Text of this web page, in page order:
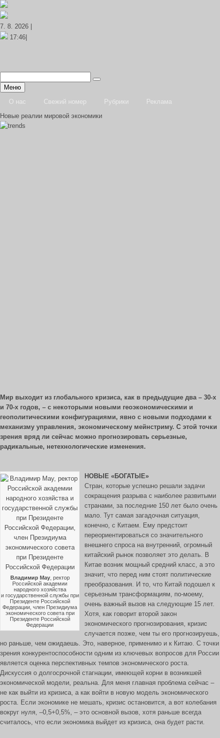
7. 8. 2026 |
17:46|
Меню
О нас
Свежий номер Рубрики
Реклама
Новые реалии мировой экономики
Мир выходит из глобального кризиса, как в предыдущие два – 30-х
и 70-х годов, – с некоторыми новыми геоэкономическими и
геополитическими конфигурациями, явно с новыми подходами к
механизму управления, экономическому мейнстриму. С этой точки
зрения вряд ли сейчас можно прогнозировать серьезные,
радикальные, нетехнологические изменения.
Владимир Мау, ректор
Российской академии
народного хозяйства
и государственной службы при
Президенте Российской
Федерации, член Президиума
экономического совета при
Президенте Российской
Федерации
НОВЫЕ «БОГАТЫЕ»
Стран, которые успешно решали задачи
сокращения разрыва с наиболее развитыми
странами, за последние 150 лет было очень
мало. Тут самая загадочная ситуация,
конечно, с Китаем. Ему предстоит
переориентироваться со значительного
внешнего спроса на внутренний, огромный
китайский рынок позволяет это делать. В
Китае возник мощный средний класс, а это
значит, что перед ним стоят политические
преобразования. И то, что Китай подошел к
серьезным трансформациям, по-моему,
очень важный вызов на следующие 15 лет.
Хотя, как говорит второй закон
экономического прогнозирования, кризис
случается позже, чем ты его прогнозируешь,
но раньше, чем ожидаешь. Это, наверное, применимо и к Китаю. С точки
зрения конкурентоспособности одним из ключевых вопросов для России
является оценка перспективных темпов экономического роста.
Дискуссия о долгосрочной стагнации, имеющей корни в возникшей
экономической модели, реальна. Для меня главная проблема сейчас –
не как выйти из кризиса, а как войти в новую модель экономического
роста. Если экономике не мешать, кризис остановится, а вот колебания
вокруг нуля, –0,5+0,5%, – это основной вызов, хотя раньше всегда
считалось, что если экономика выйдет из кризиса, она будет расти.